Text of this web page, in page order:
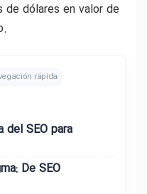
de dólares en valor de
rápida
del SEO para
De SEO